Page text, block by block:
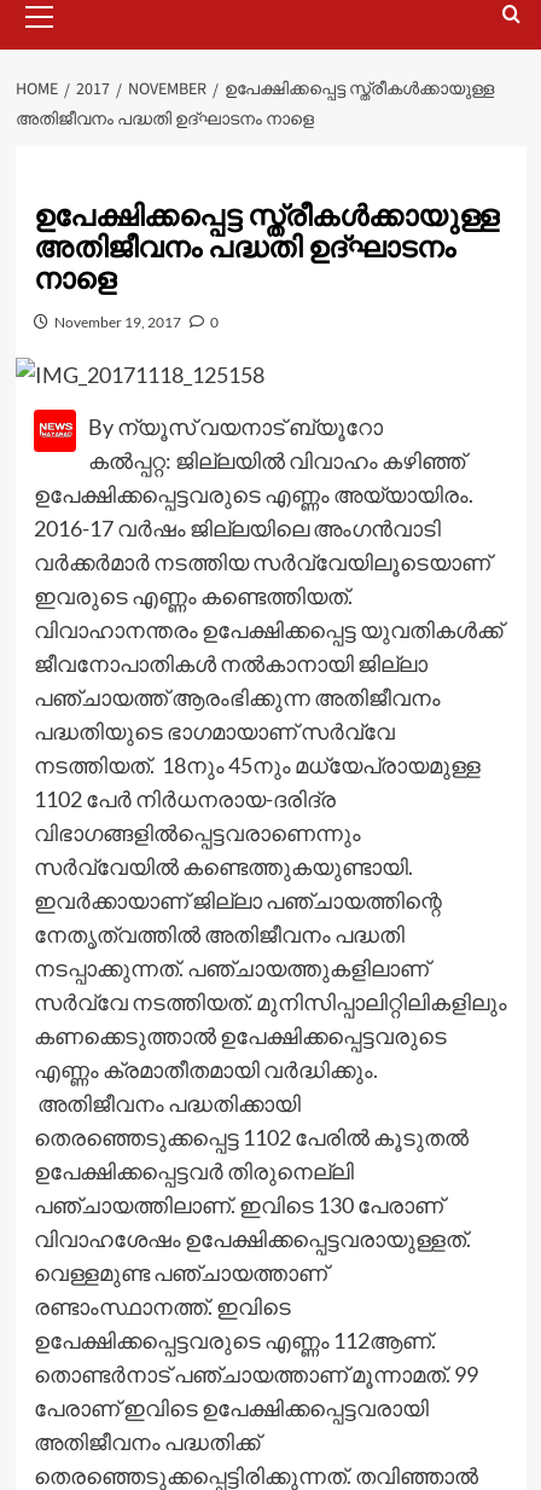
Menu
HOME 2017 NOVEMBER
ഉപേക്ഷിക്കപ്പെട്ട സ്ത്രീകള്‍ക്കായുള്ള
അതിജീവനം പദ്ധതി ഉദ്ഘാടനം നാളെ
ഉപേക്ഷിക്കപ്പെട്ട സ്ത്രീകള്‍ക്കായുള്ള
അതിജീവനം പദ്ധതി ഉദ്ഘാടനം
നാളെ
November 19, 2017 0
By ന്യൂസ് വയനാട് ബ്യൂറോ
കല്‍പ്പറ്റ: ജില്ലയില്‍ വിവാഹം കഴിഞ്ഞ്
ഉപേക്ഷിക്കപ്പെട്ടവരുടെ എണ്ണം അയ്യായിരം.
2016-17 വര്‍ഷം ജില്ലയിലെ അംഗന്‍വാടി
വര്‍ക്കര്‍മാര്‍ നടത്തിയ സര്‍വ്വേയിലൂടെയാണ്
ഇവരുടെ എണ്ണം കണ്ടെത്തിയത്.
വിവാഹാനന്തരം ഉപേക്ഷിക്കപ്പെട്ട യുവതികള്‍ക്ക്
ജീവനോപാതികള്‍ നല്‍കാനായി ജില്ലാ
പഞ്ചായത്ത് ആരംഭിക്കുന്ന അതിജീവനം
പദ്ധതിയുടെ ഭാഗമായാണ് സര്‍വ്വേ
നടത്തിയത്. 18നും 45നും മധ്യേപ്രായമുള്ള
1102 പേര്‍ നിര്‍ധനരായ-ദരിദ്ര
വിഭാഗങ്ങളില്‍പ്പെട്ടവരാണെന്നും
സര്‍വ്വേയില്‍ കണ്ടെത്തുകയുണ്ടായി.
ഇവര്‍ക്കായാണ് ജില്ലാ പഞ്ചായത്തിന്റെ
നേതൃത്വത്തില്‍ അതിജീവനം പദ്ധതി
നടപ്പാക്കുന്നത്. പഞ്ചായത്തുകളിലാണ്
സര്‍വ്വേ നടത്തിയത്. മുനിസിപ്പാലിറ്റിലികളിലും
കണക്കെടുത്താല്‍ ഉപേക്ഷിക്കപ്പെട്ടവരുടെ
എണ്ണം ക്രമാതീതമായി വര്‍ദ്ധിക്കും.
അതിജീവനം പദ്ധതിക്കായി
തെരഞ്ഞെടുക്കപ്പെട്ട 1102 പേരില്‍ കൂടുതല്‍
ഉപേക്ഷിക്കപ്പെട്ടവര്‍ തിരുനെല്ലി
പഞ്ചായത്തിലാണ്. ഇവിടെ 130 പേരാണ്
വിവാഹശേഷം ഉപേക്ഷിക്കപ്പെട്ടവരായുള്ളത്.
വെള്ളമുണ്ട പഞ്ചായത്താണ്
രണ്ടാംസ്ഥാനത്ത്. ഇവിടെ
ഉപേക്ഷിക്കപ്പെട്ടവരുടെ എണ്ണം 112ആണ്.
തൊണ്ടര്‍നാട് പഞ്ചായത്താണ് മൂന്നാമത്. 99
പേരാണ് ഇവിടെ ഉപേക്ഷിക്കപ്പെട്ടവരായി
അതിജീവനം പദ്ധതിക്ക്
തെരഞ്ഞെടുക്കപ്പെട്ടിരിക്കുന്നത്. തവിഞ്ഞാല്‍